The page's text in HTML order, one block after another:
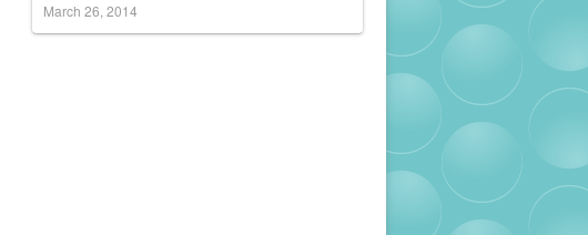
March 26, 2014